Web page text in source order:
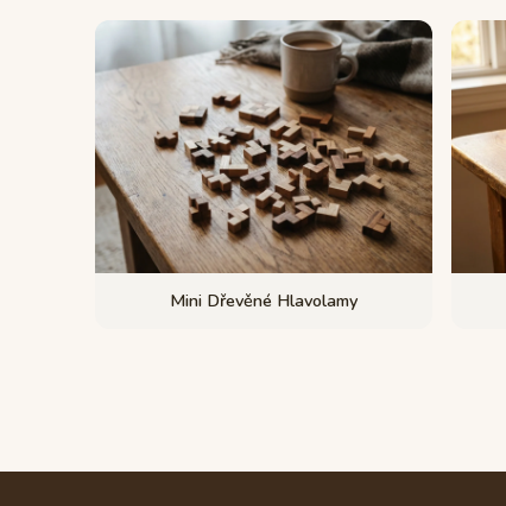
Mini Dřevěné Hlavolamy